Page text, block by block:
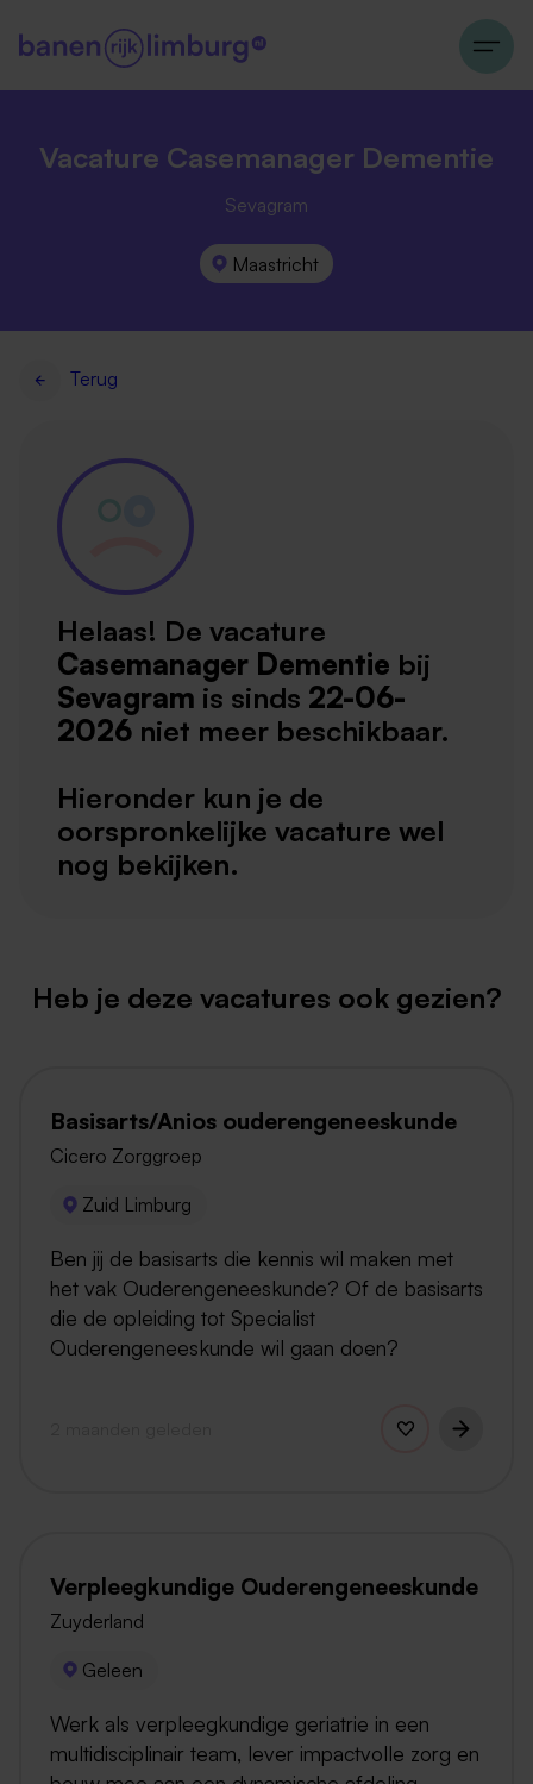
Vacature Casemanager Dementie
Sevagram
Maastricht
Terug
Helaas! De vacature
Casemanager Dementie bij
Sevagram is sinds 22-06-
2026 niet meer beschikbaar.
Hieronder kun je de
oorspronkelijke vacature wel
nog bekijken.
Heb je deze vacatures ook gezien?
Basisarts/Anios ouderengeneeskunde
Cicero Zorggroep
Zuid Limburg
Ben jij de basisarts die kennis wil maken met
het vak Ouderengeneeskunde? Of de basisarts
die de opleiding tot Specialist
Ouderengeneeskunde wil gaan doen?
Verpleegkundige Ouderengeneeskunde
Zuyderland
Geleen
Werk als verpleegkundige geriatrie in een
multidisciplinair team, lever impactvolle zorg en